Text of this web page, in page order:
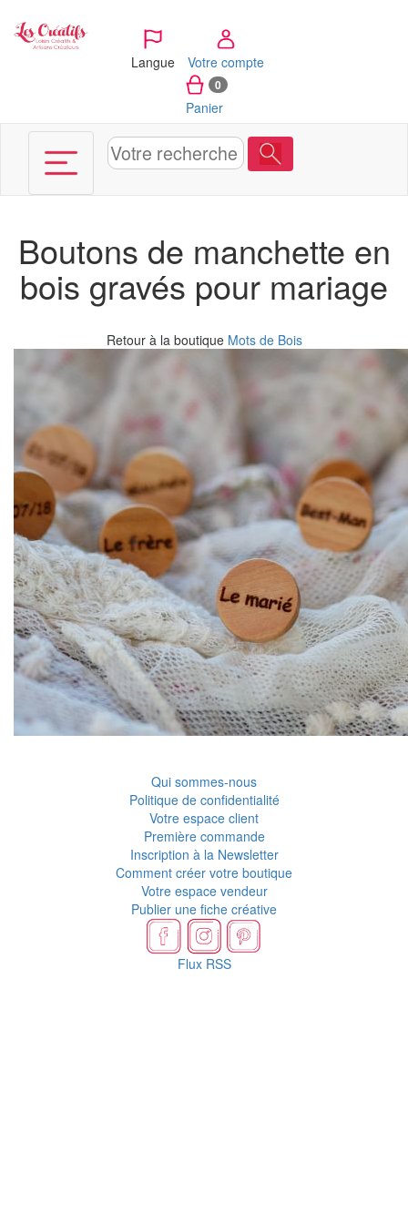
Langue Votre compte
0
Panier
Boutons de manchette en
bois gravés pour mariage
Retour à la boutique Mots de Bois
Qui sommes-nous
Politique de confidentialité
Votre espace client
Première commande
Inscription à la Newsletter
Comment créer votre boutique
Votre espace vendeur
Publier une fiche créative
Flux RSS